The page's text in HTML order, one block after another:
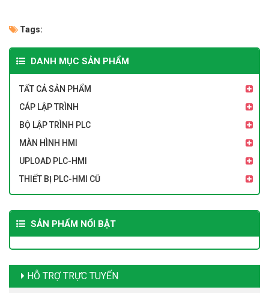
Tags:
DANH MỤC SẢN PHẨM
TẤT CẢ SẢN PHẨM
CÁP LẬP TRÌNH
BỘ LẬP TRÌNH PLC
MÀN HÌNH HMI
UPLOAD PLC-HMI
THIẾT BỊ PLC-HMI CŨ
SẢN PHẨM NỔI BẬT
HỖ TRỢ TRỰC TUYẾN